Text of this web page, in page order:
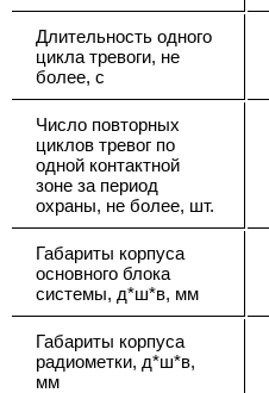
Длительность одного
цикла тревоги, не
более, с
Число повторных
циклов тревог по
одной контактной
зоне за период
охраны, не более, шт.
Габариты корпуса
основного блока
системы, д*ш*в, мм
Габариты корпуса
радиометки, д*ш*в,
мм